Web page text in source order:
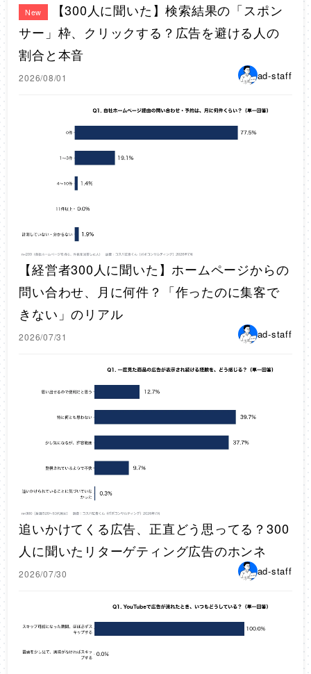
New
【300人に聞いた】検索結果の「スポン
サー」枠、クリックする？広告を避ける人の
割合と本音
2026/08/01 ad-staff
【経営者300人に聞いた】ホームページからの
問い合わせ、月に何件？「作ったのに集客で
きない」のリアル
2026/07/31 ad-staff
追いかけてくる広告、正直どう思ってる？300
人に聞いたリターゲティング広告のホンネ
2026/07/30 ad-staff